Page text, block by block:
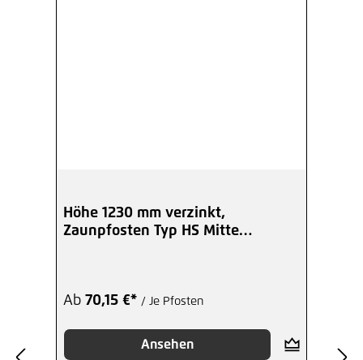
Dübel Fix-Anker M10-10/90
Höhe 1230 mm verzinkt,
Zaunpfosten Typ HS Mitte
Ab 70,15 €* / Je Pfosten
Ansehen